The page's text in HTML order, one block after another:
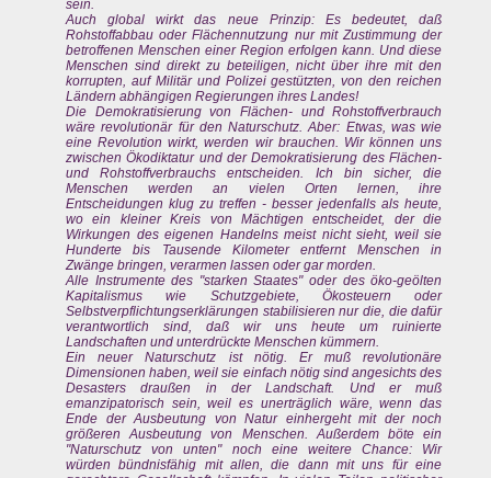
sein.
Auch global wirkt das neue Prinzip: Es bedeutet, daß
Rohstoffabbau oder Flächennutzung nur mit Zustimmung der
betroffenen Menschen einer Region erfolgen kann. Und diese
Menschen sind direkt zu beteiligen, nicht über ihre mit den
korrupten, auf Militär und Polizei gestützten, von den reichen
Ländern abhängigen Regierungen ihres Landes!
Die Demokratisierung von Flächen- und Rohstoffverbrauch
wäre revolutionär für den Naturschutz. Aber: Etwas, was wie
eine Revolution wirkt, werden wir brauchen. Wir können uns
zwischen Ökodiktatur und der Demokratisierung des Flächen-
und Rohstoffverbrauchs entscheiden. Ich bin sicher, die
Menschen werden an vielen Orten lernen, ihre
Entscheidungen klug zu treffen - besser jedenfalls als heute,
wo ein kleiner Kreis von Mächtigen entscheidet, der die
Wirkungen des eigenen Handelns meist nicht sieht, weil sie
Hunderte bis Tausende Kilometer entfernt Menschen in
Zwänge bringen, verarmen lassen oder gar morden.
Alle Instrumente des "starken Staates" oder des öko-geölten
Kapitalismus wie Schutzgebiete, Ökosteuern oder
Selbstverpflichtungserklärungen stabilisieren nur die, die dafür
verantwortlich sind, daß wir uns heute um ruinierte
Landschaften und unterdrückte Menschen kümmern.
Ein neuer Naturschutz ist nötig. Er muß revolutionäre
Dimensionen haben, weil sie einfach nötig sind angesichts des
Desasters draußen in der Landschaft. Und er muß
emanzipatorisch sein, weil es unerträglich wäre, wenn das
Ende der Ausbeutung von Natur einhergeht mit der noch
größeren Ausbeutung von Menschen. Außerdem böte ein
"Naturschutz von unten" noch eine weitere Chance: Wir
würden bündnisfähig mit allen, die dann mit uns für eine